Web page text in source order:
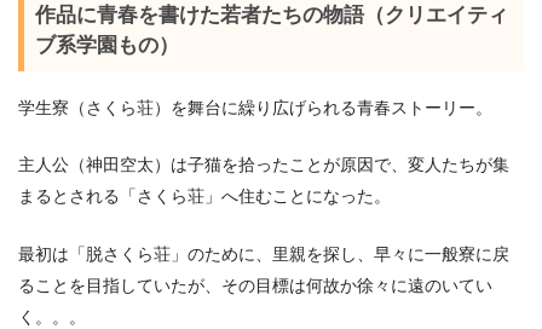
作品に青春を書けた若者たちの物語（クリエイティ
ブ系学園もの）
学生寮（さくら荘）を舞台に繰り広げられる青春ストーリー。
主人公（神田空太）は子猫を拾ったことが原因で、変人たちが集
まるとされる「さくら荘」へ住むことになった。
最初は「脱さくら荘」のために、里親を探し、早々に一般寮に戻
ることを目指していたが、その目標は何故か徐々に遠のいてい
く。。。